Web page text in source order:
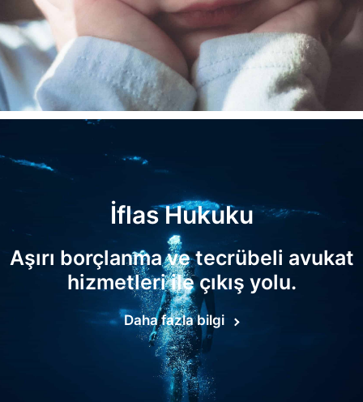
İflas Hukuku
Aşırı borçlanma ve tecrübeli avukat
hizmetleri ile çıkış yolu.
Daha fazla bilgi